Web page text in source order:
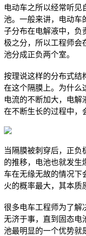
电动车之所以经常听见
池。一般来讲，电动车
子分布在电解液中，负
极之分，所以工程师会
池分成正负两个室。
按理说这样的分布式结
在这个隔膜上。为什么
电流的不断加大，电解
在不断生长的过程中，
当隔膜被刺穿后，正负
的推移，电池也就发生
车在无缘无故的情况下
火的概率最大，其本质
很多电车工程师为了解
无济于事，直到固态电
池最明显的一个优势就